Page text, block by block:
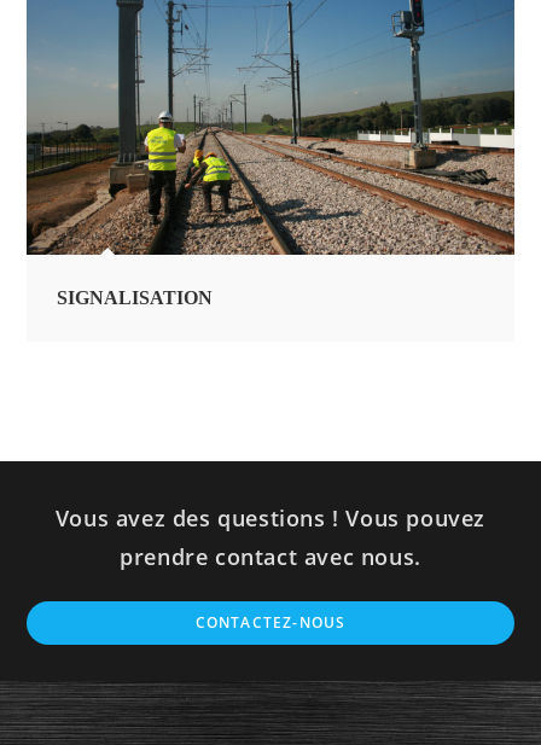
SIGNALISATION
Vous avez des questions ! Vous pouvez
prendre contact avec nous.
CONTACTEZ-NOUS